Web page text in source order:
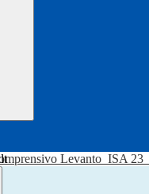
Levanto ISA 23